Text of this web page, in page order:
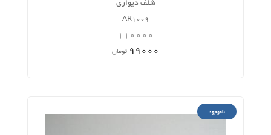
شلف دیواری
AR1009
110000
99000 تومان
ناموجود